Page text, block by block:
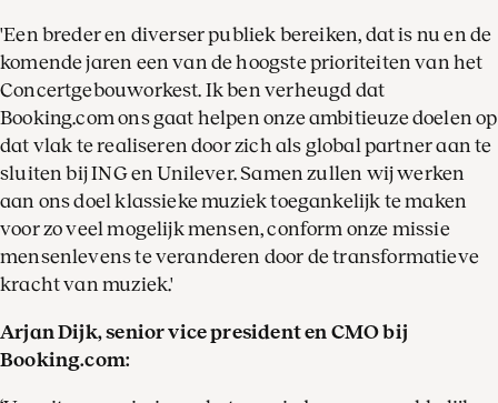
'Een breder en diverser publiek bereiken, dat is nu en de
komende jaren een van de hoogste prioriteiten van het
Concertgebouworkest. Ik ben verheugd dat
Booking.com ons gaat helpen onze ambitieuze doelen op
dat vlak te realiseren door zich als global partner aan te
sluiten bij ING en Unilever. Samen zullen wij werken
aan ons doel klassieke muziek toegankelijk te maken
voor zo veel mogelijk mensen, conform onze missie
mensenlevens te veranderen door de transformatieve
kracht van muziek.'
Arjan Dijk, senior vice president en CMO bij
Booking.com: